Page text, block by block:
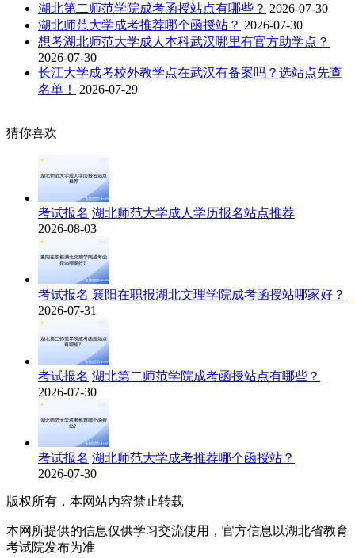
湖北第二师范学院成考函授站点有哪些？ 2026-07-30
湖北师范大学成考推荐哪个函授站？ 2026-07-30
想考湖北师范大学成人本科武汉哪里有官方助学点？
2026-07-30
长江大学成考校外教学点在武汉有备案吗？选站点先查
名单！
2026-07-29
猜你喜欢
考试报名 湖北师范大学成人学历报名站点推荐
2026-08-03
考试报名 襄阳在职报湖北文理学院成考函授站哪家好？
2026-07-31
考试报名 湖北第二师范学院成考函授站点有哪些？
2026-07-30
考试报名 湖北师范大学成考推荐哪个函授站？
2026-07-30
版权所有，本网站内容禁止转载
本网所提供的信息仅供学习交流使用，官方信息以湖北省教育
考试院发布为准